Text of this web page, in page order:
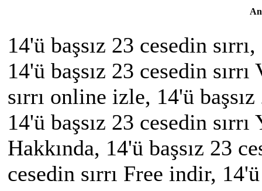
14'ü başsız 23 cesedin
14'ü başsız 23 cesedin
sırrı online izle, 14'ü
14'ü başsız 23 cesedin
Hakkında, 14'ü başsız 23
cesedin sırrı Free indir,